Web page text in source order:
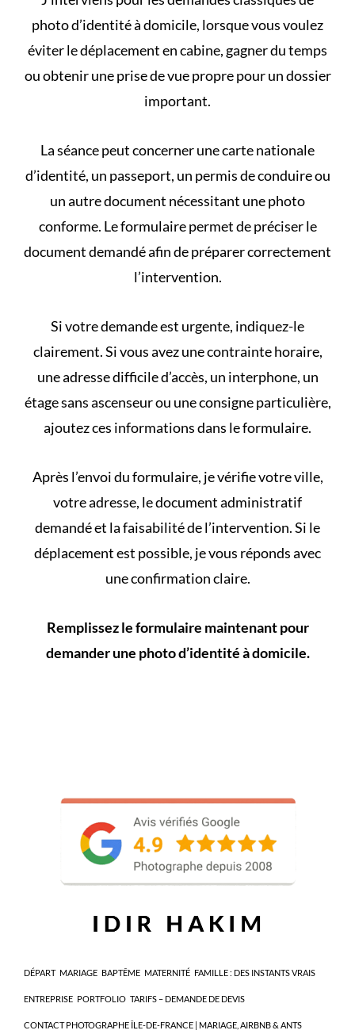
photo d’identité à domicile, lorsque vous voulez
éviter le déplacement en cabine, gagner du temps
ou obtenir une prise de vue propre pour un dossier
important.
La séance peut concerner une carte nationale
d’identité, un passeport, un permis de conduire ou
un autre document nécessitant une photo
conforme. Le formulaire permet de préciser le
document demandé afin de préparer correctement
l’intervention.
Si votre demande est urgente, indiquez-le
clairement. Si vous avez une contrainte horaire,
une adresse difficile d’accès, un interphone, un
étage sans ascenseur ou une consigne particulière,
ajoutez ces informations dans le formulaire.
Après l’envoi du formulaire, je vérifie votre ville,
votre adresse, le document administratif
demandé et la faisabilité de l’intervention. Si le
déplacement est possible, je vous réponds avec
une confirmation claire.
Remplissez le formulaire maintenant pour
demander une photo d’identité à domicile.
DÉPART MARIAGE BAPTÊME MATERNITÉ FAMILLE : DES INSTANTS VRAIS
ENTREPRISE PORTFOLIO TARIFS – DEMANDE DE DEVIS
CONTACT PHOTOGRAPHE ÎLE-DE-FRANCE | MARIAGE, AIRBNB & ANTS